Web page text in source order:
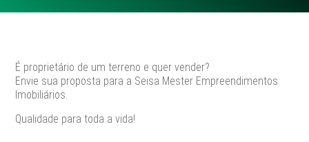
É proprietário de um terreno e quer vender?
Envie sua proposta para a Seisa Mester Empreendimentos
Imobiliários.
Qualidade para toda a vida!